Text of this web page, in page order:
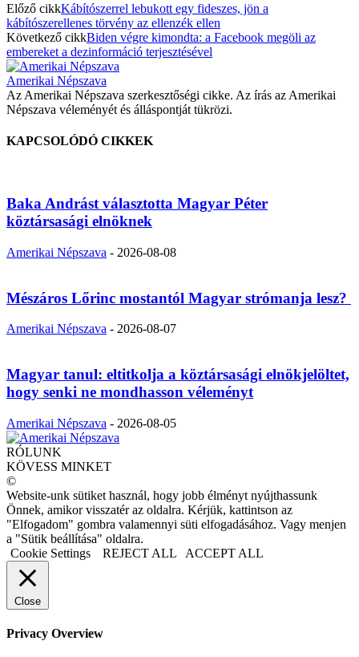
Előző cikkKábítószerrel lebukott egy fideszes, jön a
kábítószerellenes törvény az ellenzék ellen
Következő cikkBiden végre kimondta: a Facebook megöli az
embereket a dezinformáció terjesztésével
Amerikai Népszava
Az Amerikai Népszava szerkesztőségi cikke. Az írás az Amerikai
Népszava véleményét és álláspontját tükrözi.
KAPCSOLÓDÓ CIKKEK
Baka Andrást választotta Magyar Péter
köztársasági elnöknek
Amerikai Népszava - 2026-08-08
Mészáros Lőrinc mostantól Magyar strómanja lesz?
Amerikai Népszava - 2026-08-07
Magyar tanul: eltitkolja a köztársasági elnökjelöltet,
hogy senki ne mondhasson véleményt
Amerikai Népszava - 2026-08-05
RÓLUNK
KÖVESS MINKET
©
Website-unk sütiket használ, hogy jobb élményt nyújthassunk
Önnek, amikor visszatér az oldalra. Kérjük, kattintson az
"Elfogadom" gombra valamennyi süti elfogadásához. Vagy menjen
a "Sütik beállítása" oldalra.
Cookie Settings
REJECT ALL ACCEPT ALL
Close
Privacy Overview